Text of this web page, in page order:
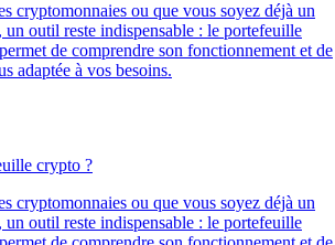
cryptomonnaies ou que vous soyez déjà un
un outil reste indispensable : le portefeuille
de comprendre son fonctionnement et de
adaptée à vos besoins.
crypto ?
cryptomonnaies ou que vous soyez déjà un
un outil reste indispensable : le portefeuille